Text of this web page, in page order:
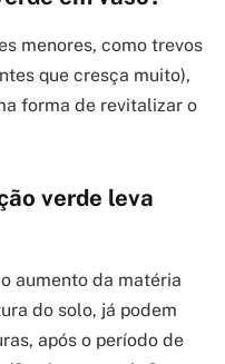
menores, como trevos
que cresça muito),
forma de revitalizar o
verde leva
aumento da matéria
do solo, já podem
após o período de